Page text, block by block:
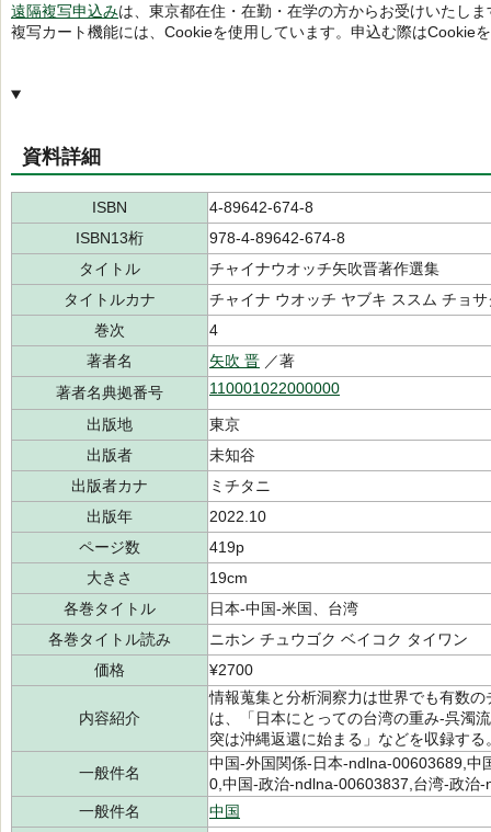
遠隔複写申込みは、東京都在住・在勤・在学の方からお受けいたしま
複写カート機能には、Cookieを使用しています。申込む際はCookie
資料詳細
ISBN
4-89642-674-8
ISBN13桁
978-4-89642-674-8
タイトル
チャイナウオッチ矢吹晋著作選集
タイトルカナ
チャイナ ウオッチ ヤブキ ススム チョ
巻次
4
著者名
矢吹 晋 ／著
著者名典拠番号
110001022000000
出版地
東京
出版者
未知谷
出版者カナ
ミチタニ
出版年
2022.10
ページ数
419p
大きさ
19cm
各巻タイトル
日本-中国-米国、台湾
各巻タイトル読み
ニホン チュウゴク ベイコク タイワン
価格
¥2700
内容紹介
情報蒐集と分析洞察力は世界でも有数
は、「日本にとっての台湾の重み-呉濁
突は沖縄返還に始まる」などを収録する
一般件名
中国-外国関係-日本-ndlna-00603689,
0,中国-政治-ndlna-00603837,台湾-政治
一般件名
中国